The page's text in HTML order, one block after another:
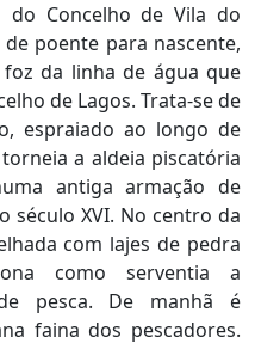
Concelho de Vila do
poente para nascente,
da linha de água que
de Lagos. Trata-se de
espraiado ao longo de
a aldeia piscatória
antiga armação de
século XVI. No centro da
com lajes de pedra
como serventia a
pesca. De manhã é
faina dos pescadores.